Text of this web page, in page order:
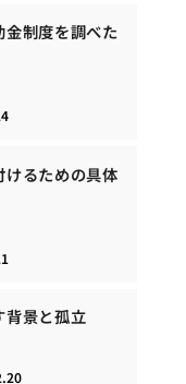
制度を調べた
るための具体
背景と孤立